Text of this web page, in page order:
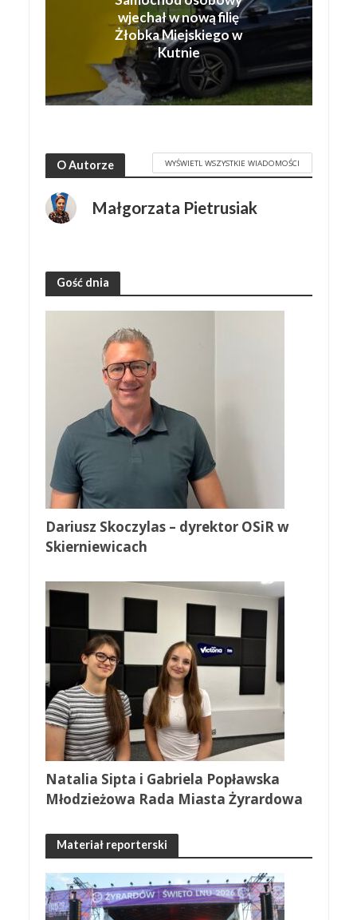
wjechał w nową filię
Żłobka Miejskiego w
Kutnie
O Autorze WYŚWIETL WSZYSTKIE WIADOMOŚCI
Małgorzata Pietrusiak
Gość dnia
Dariusz Skoczylas – dyrektor OSiR w
Skierniewicach
Natalia Sipta i Gabriela Popławska
Młodzieżowa Rada Miasta Żyrardowa
Materiał reporterski